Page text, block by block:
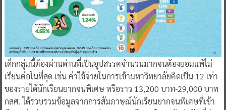
เด็กกลุ่มนี้ต้องผ่านด่านที่เป็นอุปสรรคจำนวนมากจนต้องยอมแพ้ไม่
เรียนต่อในที่สุด เช่น ค่าใช้จ่ายในการเข้ามหาวิทยาลัยคิดเป็น 12 เท่า
ของรายได้นักเรียนยากจนพิเศษ หรือราว 13,200 บาท-29,000 บาท
กสศ. ได้รวบรวมข้อมูลจากการสัมภาษณ์นักเรียนยากจนพิเศษที่เข้า